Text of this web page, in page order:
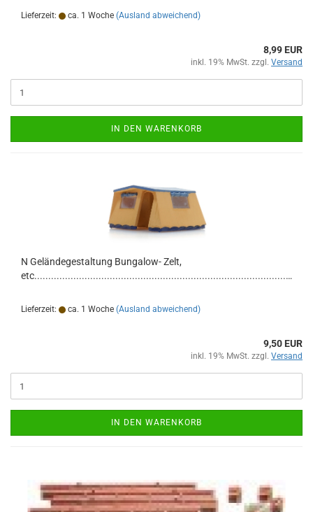
Lieferzeit: ca. 1 Woche (Ausland abweichend)
8,99 EUR
inkl. 19% MwSt. zzgl. Versand
IN DEN WARENKORB
N Geländegestaltung Bungalow- Zelt,
etc...........................................................................................................................
Lieferzeit: ca. 1 Woche (Ausland abweichend)
9,50 EUR
inkl. 19% MwSt. zzgl. Versand
IN DEN WARENKORB